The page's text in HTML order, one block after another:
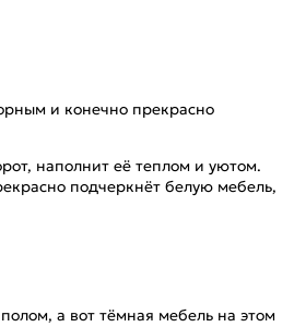
и конечно прекрасно
наполнит её теплом и уютом.
подчеркнёт белую мебель,
а вот тёмная мебель на этом